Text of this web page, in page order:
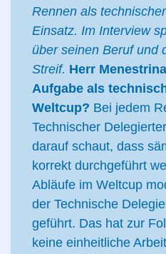
Rennen als
Einsatz. Im Interview
über seinen Beruf und
Streif. Herr
Aufgabe als
Weltcup? Bei jedem
Technischer
darauf schaut, dass
korrekt durchgeführt
Abläufe im Weltcup
der Technische
geführt. Das hat zur
keine einheitliche